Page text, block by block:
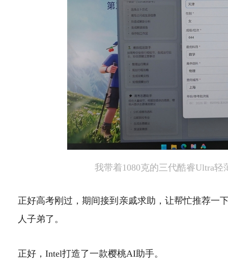
我带着1080克的三代酷睿Ultra
正好高考刚过，期间接到亲戚求助，让帮忙推荐一
人子弟了。
正好，Intel打造了一款樱桃AI助手。